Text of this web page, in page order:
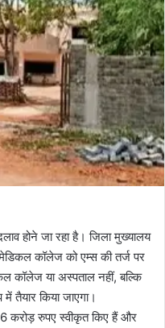
होने जा रहा है। जिला मुख्यालय
मेडिकल कॉलेज को एम्स की तर्ज पर
कॉलेज या अस्पताल नहीं, बल्कि
तैयार किया जाएगा।
करोड़ रुपए स्वीकृत किए हैं और